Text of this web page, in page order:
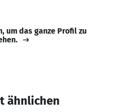
um das ganze Profil zu
ähnlichen